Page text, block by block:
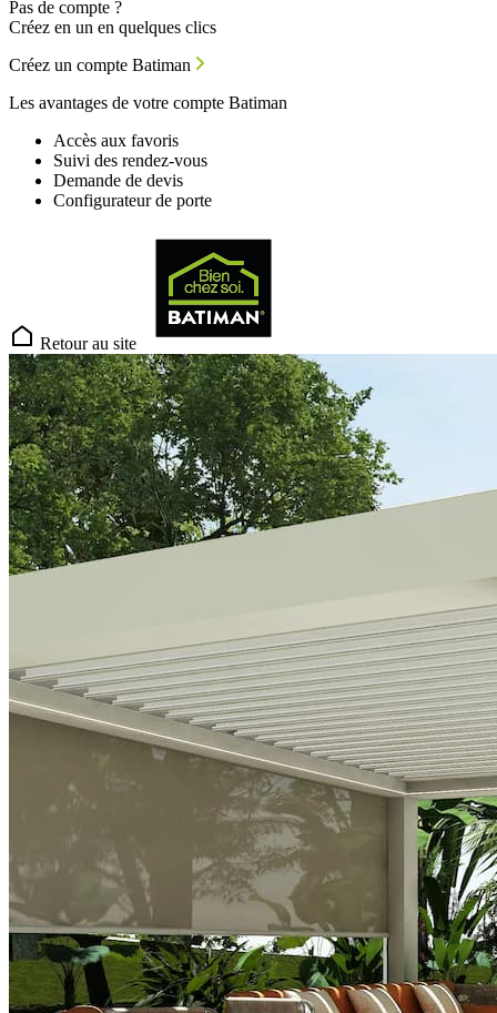
Pas de compte ?
Créez en un en quelques clics
Créez un compte Batiman
Les avantages de votre compte Batiman
Accès aux favoris
Suivi des rendez-vous
Demande de devis
Configurateur de porte
Retour au site